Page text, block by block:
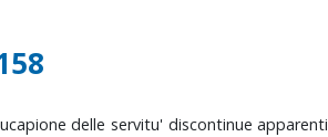
delle servitu' discontinueapparenti